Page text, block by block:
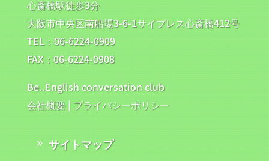
心斎橋駅徒歩3分
大阪市中央区南船場3-6-1サイプレス心斎橋412号
TEL：06-6224-0909
FAX：06-6224-0908
Be..English conversation club
会社概要| プライバシーポリシー
サイトマップ